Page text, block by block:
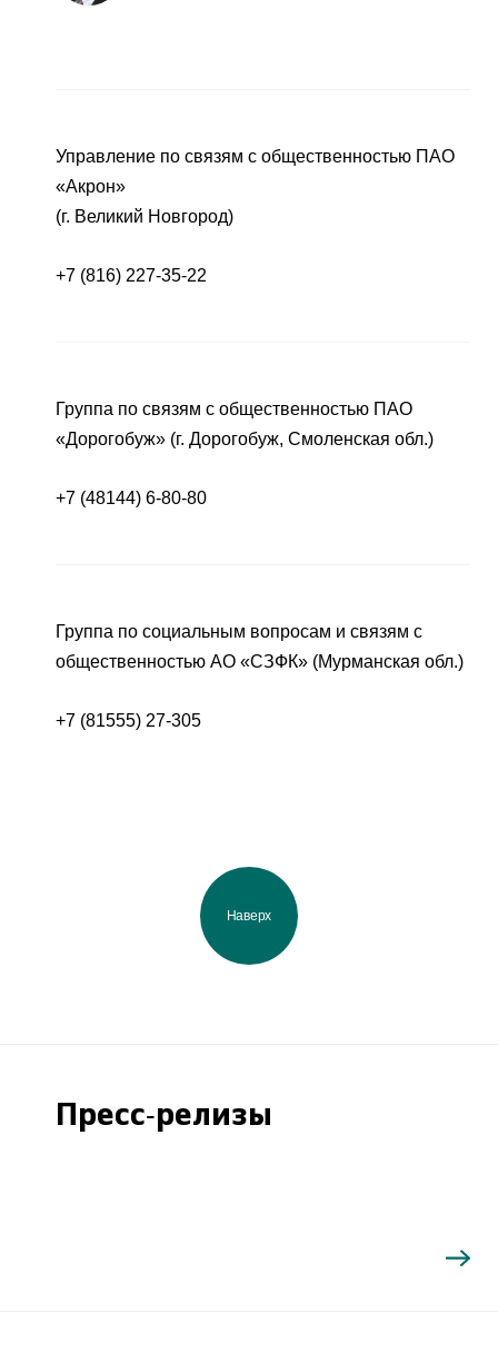
Управление по связям с общественностью ПАО
«Акрон»
(г. Великий Новгород)
+7 (816) 227-35-22
Группа по связям с общественностью ПАО
«Дорогобуж» (г. Дорогобуж, Смоленская обл.)
+7 (48144) 6-80-80
Группа по социальным вопросам и связям с
общественностью АО «СЗФК» (Мурманская обл.)
+7 (81555) 27-305
Наверх
Пресс-релизы